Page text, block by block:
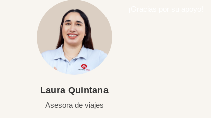
Laura Quintana
Asesora de viajes